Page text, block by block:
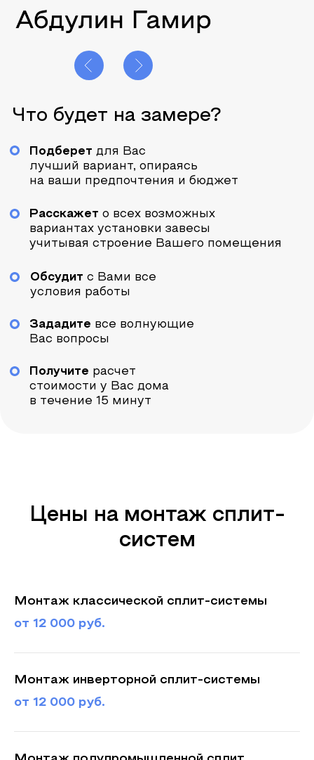
Цены на монтаж сплит-
систем
Монтаж классической сплит-системы
от 12 000 руб.
Монтаж инверторной сплит-системы
от 12 000 руб.